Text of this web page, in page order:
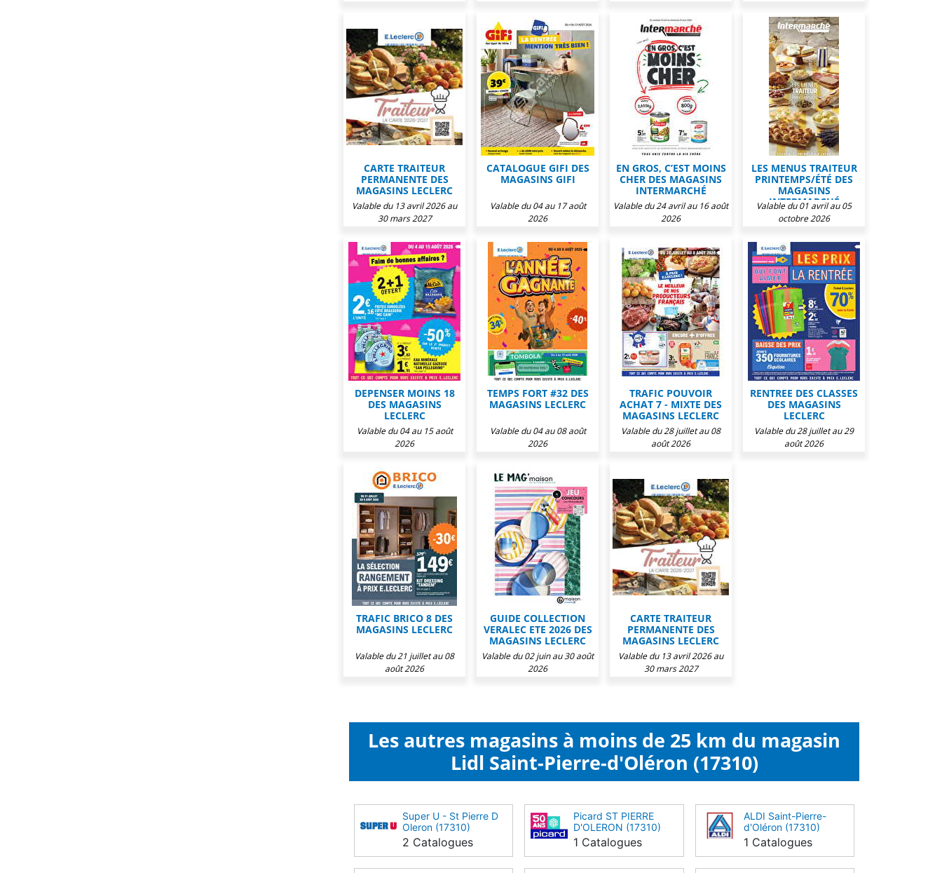
CARTE TRAITEUR
PERMANENTE DES
MAGASINS LECLERC
Valable du 13 avril 2026 au
30 mars 2027
CATALOGUE GIFI DES
MAGASINS GIFI
Valable du 04 au 17 août
2026
EN GROS, C’EST MOINS
CHER DES MAGASINS
INTERMARCHÉ
Valable du 24 avril au 16 août
2026
LES MENUS TRAITEUR
PRINTEMPS/ÉTÉ DES
MAGASINS
INTERMARCHÉ
Valable du 01 avril au 05
octobre 2026
DEPENSER MOINS 18
DES MAGASINS
LECLERC
Valable du 04 au 15 août
2026
TEMPS FORT #32 DES
MAGASINS LECLERC
Valable du 04 au 08 août
2026
TRAFIC POUVOIR
ACHAT 7 - MIXTE DES
MAGASINS LECLERC
Valable du 28 juillet au 08
août 2026
RENTREE DES CLASSES
DES MAGASINS
LECLERC
Valable du 28 juillet au 29
août 2026
TRAFIC BRICO 8 DES
MAGASINS LECLERC
Valable du 21 juillet au 08
août 2026
GUIDE COLLECTION
VERALEC ETE 2026 DES
MAGASINS LECLERC
Valable du 02 juin au 30 août
2026
CARTE TRAITEUR
PERMANENTE DES
MAGASINS LECLERC
Valable du 13 avril 2026 au
30 mars 2027
Les autres magasins à moins de 25 km du magasin
Lidl Saint-Pierre-d'Oléron (17310)
Super U - St Pierre D
Oleron (17310)
2 Catalogues
Picard ST PIERRE
D'OLERON (17310)
1 Catalogues
ALDI Saint-Pierre-
d'Oléron (17310)
1 Catalogues